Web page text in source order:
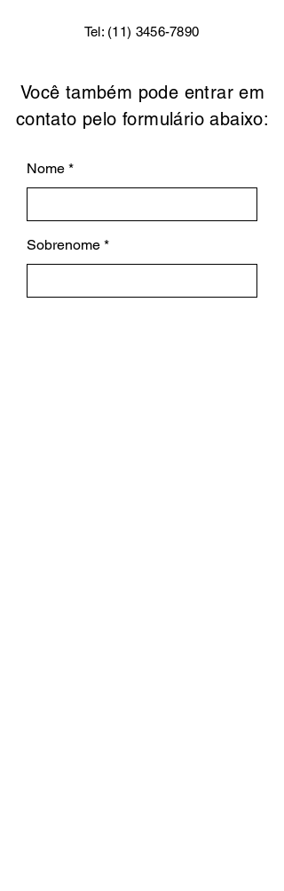
Tel: (11) 3456-7890
Você também pode entrar em
contato pelo formulário abaixo:
Nome
Sobrenome